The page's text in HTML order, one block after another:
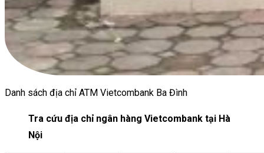
Danh sách địa chỉ ATM Vietcombank Ba Đình
Tra cứu địa chỉ ngân hàng Vietcombank tại Hà
Nội